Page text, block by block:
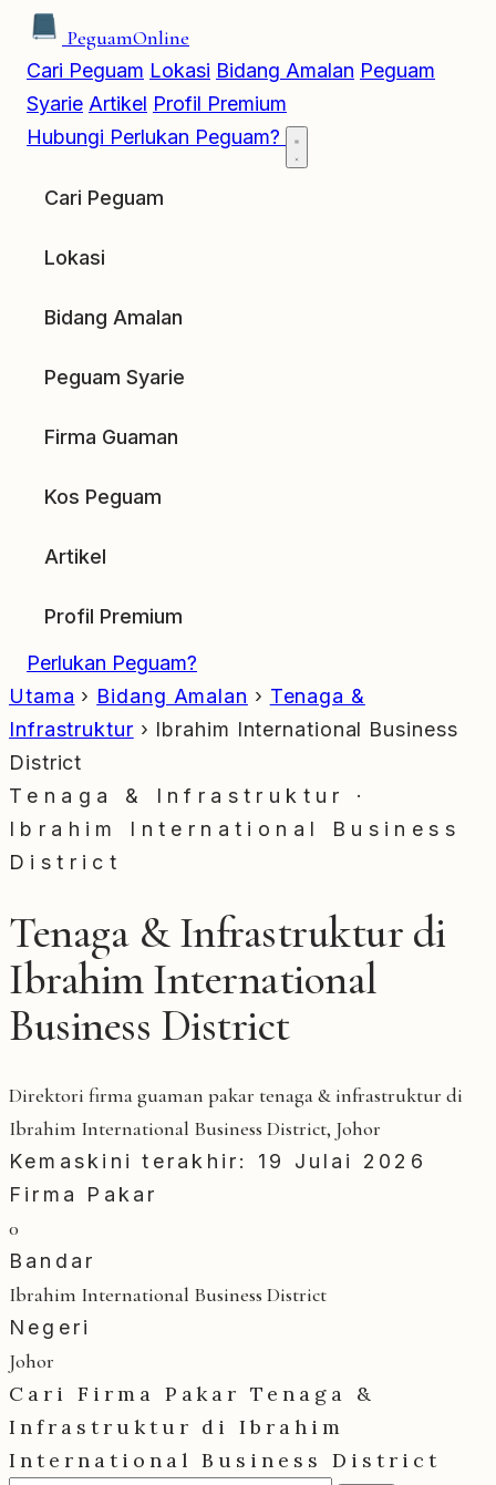
PeguamOnline
Cari Peguam Lokasi Bidang Amalan Peguam
Syarie Artikel Profil Premium
Hubungi Perlukan Peguam?
Cari Peguam
Lokasi
Bidang Amalan
Peguam Syarie
Firma Guaman
Kos Peguam
Artikel
Profil Premium
Perlukan Peguam?
Utama › Bidang Amalan › Tenaga &
Infrastruktur › Ibrahim International Business
District
Tenaga & Infrastruktur ·
Ibrahim International Business
District
Tenaga & Infrastruktur di
Ibrahim International
Business District
Direktori firma guaman pakar tenaga & infrastruktur di
Ibrahim International Business District, Johor
Kemaskini terakhir: 19 Julai 2026
Firma Pakar
0
Bandar
Ibrahim International Business District
Negeri
Johor
Cari Firma Pakar Tenaga &
Infrastruktur di Ibrahim
International Business District